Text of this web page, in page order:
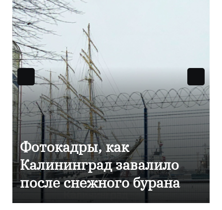
бурана
Фоторепортаж
Калининграде
эвакуировали ТЦ
сообщения о